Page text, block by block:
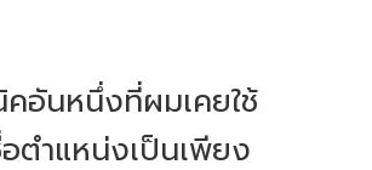
คอันหนึ่งที่ผมเคยใช้
ตำแหน่งเป็นเพียง